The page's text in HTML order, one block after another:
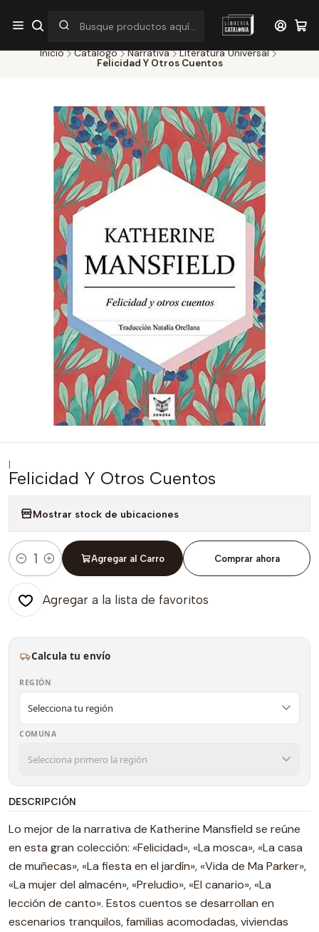
¡Por pocos días! Despacho a $1.000 en RM por compras sobre
$38.000
Inicio Catálogo Narrativa
Literatura Universal
Felicidad Y Otros Cuentos
|
Felicidad Y Otros Cuentos
Mostrar stock de ubicaciones
Cantidad
Agregar al Carro Comprar ahora
Agregar a la lista de favoritos
Calcula tu envío
REGIÓN
COMUNA
DESCRIPCIÓN
Lo mejor de la narrativa de Katherine Mansfield se reúne
en esta gran colección: «Felicidad», «La mosca», «La casa
de muñecas», «La fiesta en el jardín», «Vida de Ma Parker»,
«La mujer del almacén», «Preludio», «El canario», «La
lección de canto». Estos cuentos se desarrollan en
escenarios tranquilos, familias acomodadas, viviendas